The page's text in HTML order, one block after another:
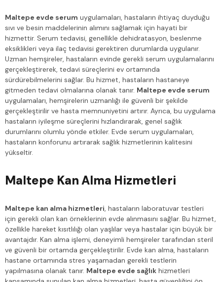
Maltepe evde serum uygulamaları, hastaların ihtiyaç duyduğu
sıvı ve besin maddelerinin alımını sağlamak için hayati bir
hizmettir. Serum tedavisi, genellikle dehidratasyon, beslenme
eksiklikleri veya ilaç tedavisi gerektiren durumlarda uygulanır.
Uzman hemşireler, hastaların evinde gerekli serum uygulamalarını
gerçekleştirerek, tedavi süreçlerini ev ortamında
sürdürebilmelerini sağlar. Bu hizmet, hastaların hastaneye
gitmeden tedavi olmalarına olanak tanır. Maltepe evde serum
uygulamaları, hemşirelerin uzmanlığı ile güvenli bir şekilde
gerçekleştirilir ve hasta memnuniyetini artırır. Ayrıca, bu uygulama
hastaların iyileşme süreçlerini hızlandırarak, genel sağlık
durumlarını olumlu yönde etkiler. Evde serum uygulamaları,
hastaların konforunu artırarak sağlık hizmetlerinin kalitesini
yükseltir.
Maltepe Kan Alma Hizmetleri
Maltepe kan alma hizmetleri, hastaların laboratuvar testleri
için gerekli olan kan örneklerinin evde alınmasını sağlar. Bu hizmet,
özellikle hareket kısıtlılığı olan yaşlılar veya hastalar için büyük bir
avantajdır. Kan alma işlemi, deneyimli hemşireler tarafından steril
ve güvenli bir ortamda gerçekleştirilir. Evde kan alma, hastaların
hastane ortamında stres yaşamadan gerekli testlerin
yapılmasına olanak tanır. Maltepe evde sağlık hizmetleri